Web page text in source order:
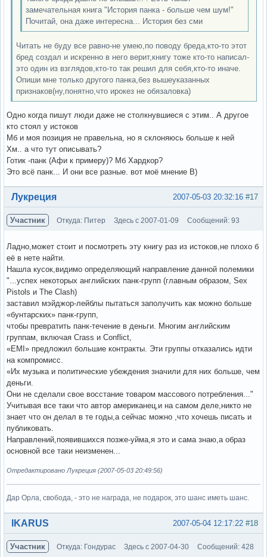
замечательная книга "История панка - больше чем шум!"
Почитай, она даже интересна... История без сми
Читать не буду все равно-не умею,по поводу бреда,кто-то этот
бред создал и искренно в него верит,книгу тоже кто-то написал-
это один из взглядов,кто-то так решил для себя,кто-то иначе.
Опиши мне только другого панка,без вышеуказанных
признаков(ну,понятно,что ирокез не обязаловка)
Одно когда пишут люди даже не столкнувшиеся с этим.. А другое
кто стоял у истоков
Мб и моя позиция не правельна, но я склоняюсь больше к ней
Хм.. а что тут описывать?
Готик -панк (Афи к примеру)? Мб Хардкор?
Это всё панк... И они все разные. вот моё мнение В)
Вне форума #17
2007-05-03 20:32:16
Лукреция
Участник Откуда: Питер Здесь с 2007-01-09 Сообщений: 93
Ладно,может стоит и посмотреть эту книгу раз из истоков,не плохо б
её в нете найти.
Нашла кусок,видимо определяющий направление данной полемики
"...успех некоторых английских панк-групп (главным образом, Sex
Pistols и The Clash)
заставил мэйджор-лейблы пытаться заполучить как можно больше
«бунтарских» панк-групп,
чтобы превратить панк-течение в деньги. Многим английским
группам, включая Crass и Conflict,
«EMI» предложил большие контракты. Эти группы отказались идти
на компромисс.
«Их музыка и политические убеждения значили для них больше, чем
деньги.
Они не сделали свое восстание товаром массового потребления..."
Учитывая все таки что автор американец,и на самом деле,никто не
знает что он делал в те годы,а сейчас можно ,что хочешь писать и
публиковать.
Направлений,появившихся позже-уйма,я это и сама знаю,а образ
основной все таки неизменен...
Отредактировано Лукреция (2007-05-03 20:49:56)
Дар Орла, свобода, - это не награда, не подарок, это шанс иметь шанс.
Вне форума #18
2007-05-04 12:17:22
IKARUS
Участник Откуда: Гондурас Здесь с 2007-04-30 Сообщений: 428